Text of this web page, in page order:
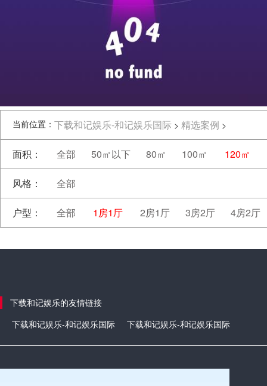
当前位置： 下载和记娱乐-和记娱乐国际 > 精选案例 >
面积： 全部 50㎡以下 80㎡ 100㎡ 120㎡
风格： 全部
户型： 全部 1房1厅 2房1厅 3房2厅 4房2厅
下载和记娱乐的友情链接
下载和记娱乐-和记娱乐国际
下载和记娱乐-和记娱乐国际